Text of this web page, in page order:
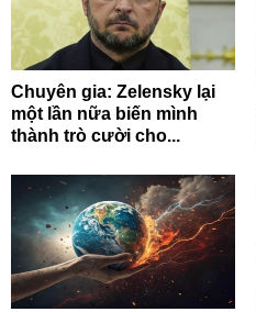
Chuyên gia: Zelensky lại
một lần nữa biến mình
thành trò cười cho...